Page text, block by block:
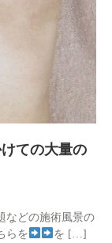
ての大量の
などの施術風景の
らを
を […]